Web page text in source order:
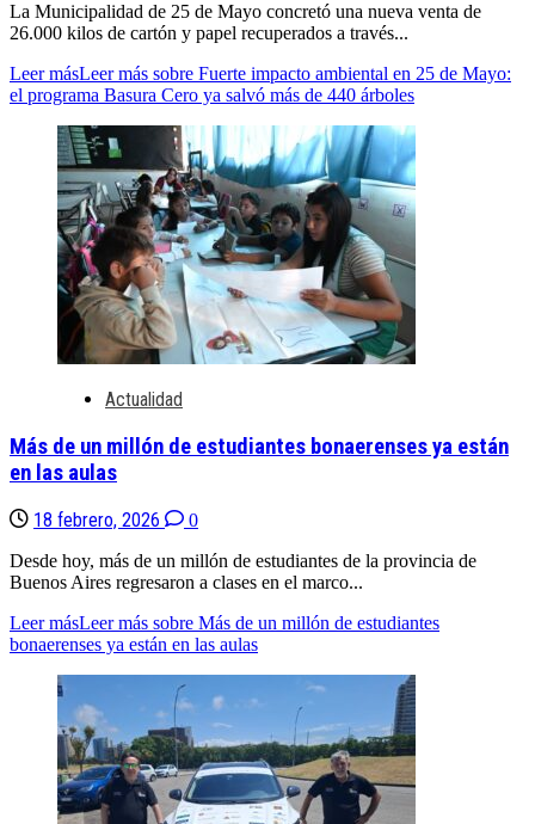
La Municipalidad de 25 de Mayo concretó una nueva venta de
26.000 kilos de cartón y papel recuperados a través...
Leer másLeer más sobre Fuerte impacto ambiental en 25 de Mayo:
el programa Basura Cero ya salvó más de 440 árboles
Actualidad
Más de un millón de estudiantes bonaerenses ya están
en las aulas
18 febrero, 2026
0
Desde hoy, más de un millón de estudiantes de la provincia de
Buenos Aires regresaron a clases en el marco...
Leer másLeer más sobre Más de un millón de estudiantes
bonaerenses ya están en las aulas